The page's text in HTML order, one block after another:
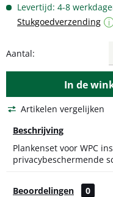
Levertijd: 4-8
Stukgoedverzending
i
Aantal:
In de
Artikelen vergelijken
Beschrijving
Plankenset voor WPC
privacybeschermende
Beoordelingen
0